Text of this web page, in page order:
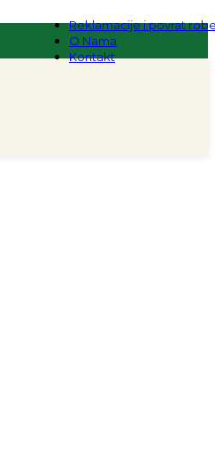
Reklamacije i povrat
O Nama
Kontakt